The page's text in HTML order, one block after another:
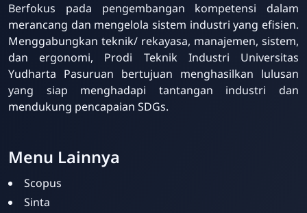
Berfokus pada pengembangan kompetensi dalam
merancang dan mengelola sistem industri yang efisien.
Menggabungkan teknik/ rekayasa, manajemen, sistem,
dan ergonomi, Prodi Teknik Industri Universitas
Yudharta Pasuruan bertujuan menghasilkan lulusan
yang siap menghadapi tantangan industri dan
mendukung pencapaian SDGs.
Menu Lainnya
Scopus
Sinta